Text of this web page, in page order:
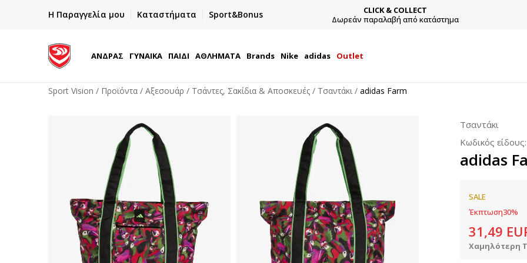
Η Παραγγελία μου Καταστήματα Sport&Bonus
ΓΡΗΓΟΡΟΤΕΡΗ ΠΑΡΑΔΟΣΗ ΜΕ BOX NOW
Παραλαβή 24/7
CLICK & COLLECT
Δωρεάν παραλαβή από κατάστημα
ΑΝΔΡΑΣ ΓΥΝΑΙΚΑ ΠΑΙΔΙ ΑΘΛΗΜΑΤΑ Brands Nike adidas Outlet
Sport Vision Προϊόντα Αξεσουάρ Τσάντες, Σακίδια & Αποσκευές Τσαντάκι adidas Farm
Τσαντάκι
Κωδικός είδους:
adidas
SALE
Έκπτωση30%
31,49
Χαμηλότερη